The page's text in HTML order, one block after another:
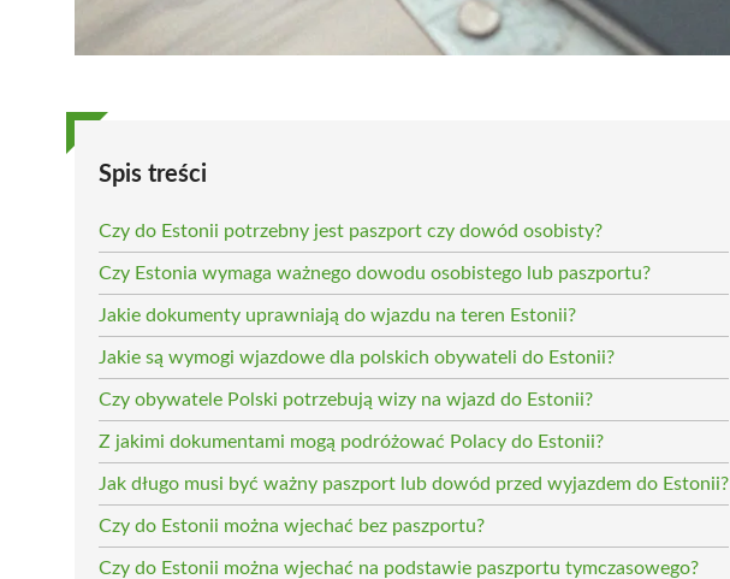
Spis treści
Czy do Estonii potrzebny jest paszport czy dowód osobisty?
Czy Estonia wymaga ważnego dowodu osobistego lub paszportu?
Jakie dokumenty uprawniają do wjazdu na teren Estonii?
Jakie są wymogi wjazdowe dla polskich obywateli do Estonii?
Czy obywatele Polski potrzebują wizy na wjazd do Estonii?
Z jakimi dokumentami mogą podróżować Polacy do Estonii?
Jak długo musi być ważny paszport lub dowód przed wyjazdem do Estonii?
Czy do Estonii można wjechać bez paszportu?
Czy do Estonii można wjechać na podstawie paszportu tymczasowego?